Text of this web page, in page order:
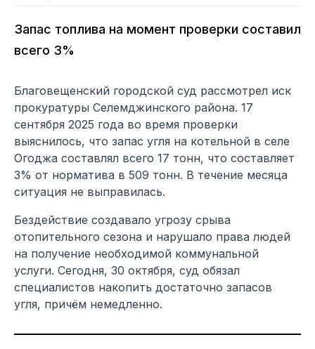
Запас топлива на момент проверки составил
всего 3%
Благовещенский городской суд рассмотрел иск
прокуратуры Селемджинского района. 17
сентября 2025 года во время проверки
выяснилось, что запас угля на котельной в селе
Огоджа составлял всего 17 тонн, что составляет
3% от норматива в 509 тонн. В течение месяца
ситуация не выправилась.
Бездействие создавало угрозу срыва
отопительного сезона и нарушало права людей
на получение необходимой коммунальной
услуги. Сегодня, 30 октября, суд обязал
специалистов накопить достаточно запасов
угля, причём немедленно.